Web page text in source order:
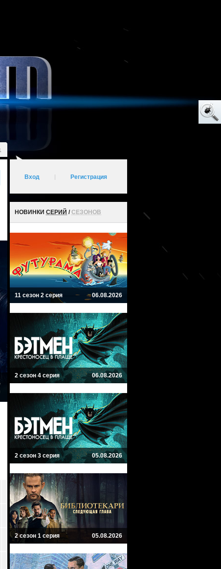
Вход Регистрация
НОВИНКИ СЕРИЙ /СЕЗОНОВ
11 сезон 2 серия 06.08.2026
2 сезон 4 серия 06.08.2026
2 сезон 3 серия 05.08.2026
2 сезон 1 серия 05.08.2026